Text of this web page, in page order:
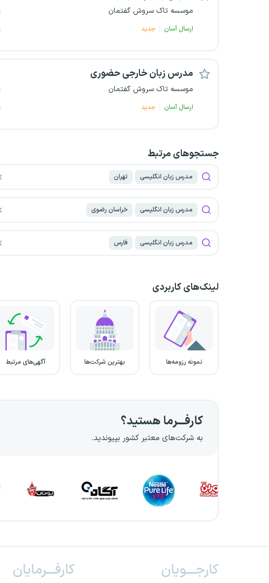
موسسه تاک سروش گفتمان
ارسال آسان جدید
مدرس زبان خارجی حضوری
موسسه تاک سروش گفتمان
ارسال آسان جدید
جستجو‌های مرتبط
مدرس زبان انگلیسی تهران
مدرس زبان انگلیسی خراسان رضوی
مدرس زبان انگلیسی فارس
لینک‌های کاربردی
نمونه رزومه‌ها بهترین شرکت‌ها آگهی‌های مرتبط
کارفـــرما هستید؟
به شرکت‌های معتبر کشور بپیوندید.
کارجـــویان کارفـــرمایان